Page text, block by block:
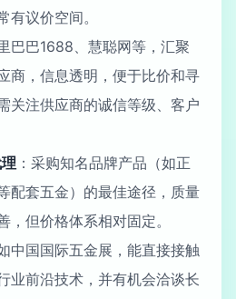
有议价空间。
巴巴1688、慧聪网等，汇聚
商，信息透明，便于比价和寻
关注供应商的诚信等级、客户
：采购知名品牌产品（如正
配套五金）的最佳途径，质量
，但价格体系相对固定。
中国国际五金展，能直接接触
业前沿技术，并有机会洽谈长